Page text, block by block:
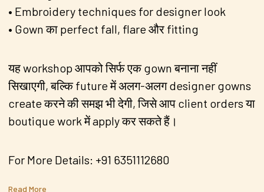
• Embroidery techniques for designer look
• Gown का perfect fall, flare और fitting
यह workshop आपको सिर्फ एक gown बनाना नहीं
सिखाएगी, बल्कि future में अलग-अलग designer gowns
create करने की समझ भी देगी, जिसे आप client orders या
boutique work में apply कर सकते हैं।
For More Details: +91 6351112680
Read More